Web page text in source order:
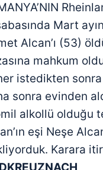
Mart
Alcan’ı (53)
mahkum
istedikten sonra
sonra evinden
alkollü olduğu
eşi Neşe
Karara